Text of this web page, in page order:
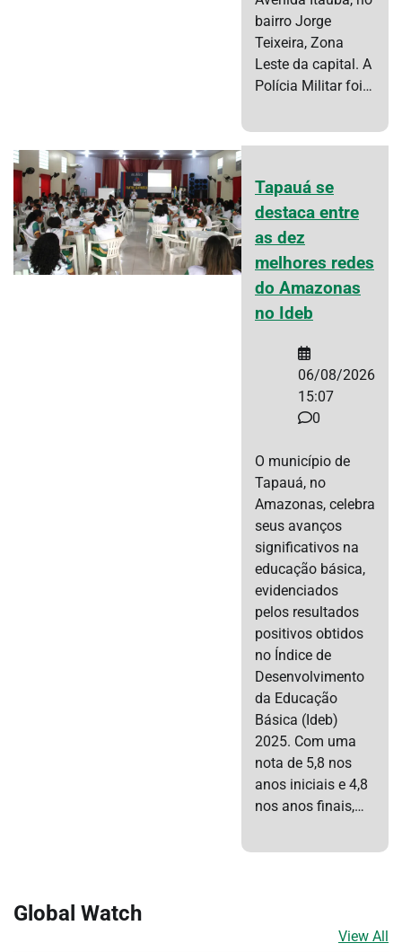
bairro Jorge
Teixeira, Zona
Leste da capital. A
Polícia Militar foi…
Tapauá se
destaca entre
as dez
melhores redes
do Amazonas
no Ideb
06/08/2026
15:07
0
O município de
Tapauá, no
Amazonas, celebra
seus avanços
significativos na
educação básica,
evidenciados
pelos resultados
positivos obtidos
no Índice de
Desenvolvimento
da Educação
Básica (Ideb)
2025. Com uma
nota de 5,8 nos
anos iniciais e 4,8
nos anos finais,…
Global Watch
View All